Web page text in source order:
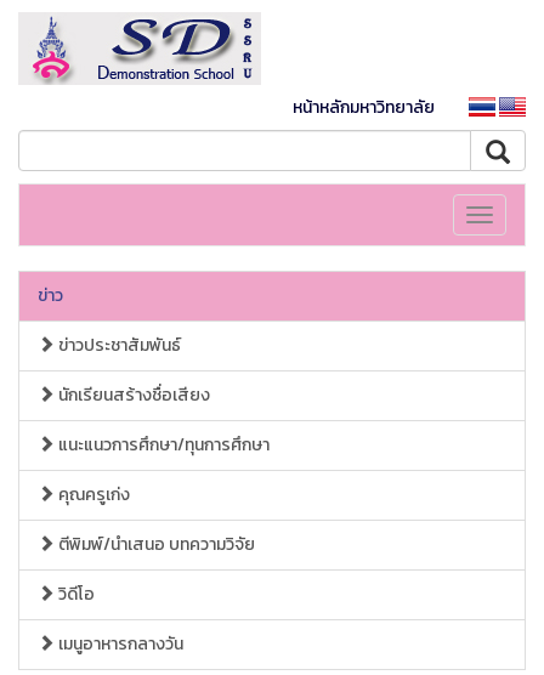
หน้าหลักมหาวิทยาลัย
Toggle
ข่าว
ข่าวประชาสัมพันธ์
นักเรียนสร้างชื่อเสียง
แนะแนวการศึกษา/ทุนการศึกษา
คุณครูเก่ง
ตีพิมพ์/นำเสนอ บทความวิจัย
วิดีโอ
เมนูอาหารกลางวัน